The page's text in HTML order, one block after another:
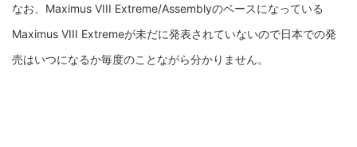
なお、 Maximus VIII Extreme/Assemblyのベースになっている
Maximus VIII Extremeが未だに発表されていないので日本での発
売はいつになるか毎度のことながら分かりません。